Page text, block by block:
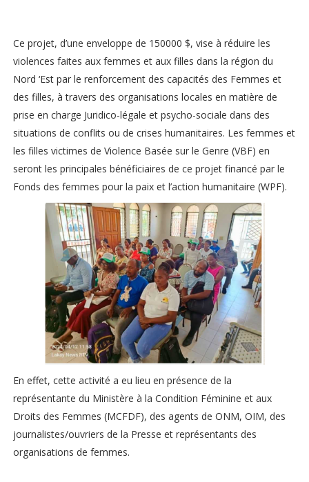
Ce projet, d’une enveloppe de 150000 $, vise à réduire les
violences faites aux femmes et aux filles dans la région du
Nord ‘Est par le renforcement des capacités des Femmes et
des filles, à travers des organisations locales en matière de
prise en charge Juridico-légale et psycho-sociale dans des
situations de conflits ou de crises humanitaires. Les femmes et
les filles victimes de Violence Basée sur le Genre (VBF) en
seront les principales bénéficiaires de ce projet financé par le
Fonds des femmes pour la paix et l’action humanitaire (WPF).
En effet, cette activité a eu lieu en présence de la
représentante du Ministère à la Condition Féminine et aux
Droits des Femmes (MCFDF), des agents de ONM, OIM, des
journalistes/ouvriers de la Presse et représentants des
organisations de femmes.